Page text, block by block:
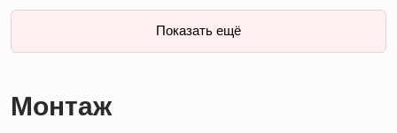
Показать ещё
Монтаж